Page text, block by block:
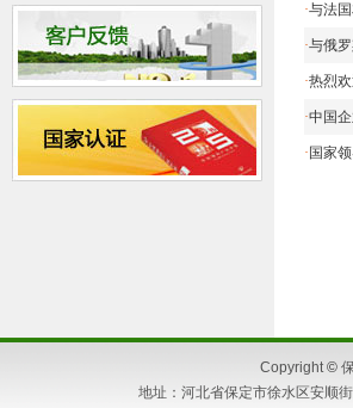
·与法
·与俄
·热烈
·中国
· 国家
Copyright©
地址：河北省保定市徐水区安